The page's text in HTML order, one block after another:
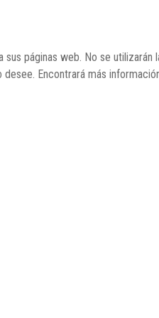
25 de marzo, 2023
páginas web. No se
Encontrará más